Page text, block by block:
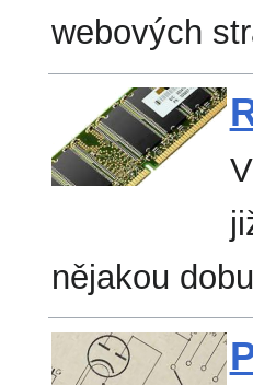
webových
nějakou